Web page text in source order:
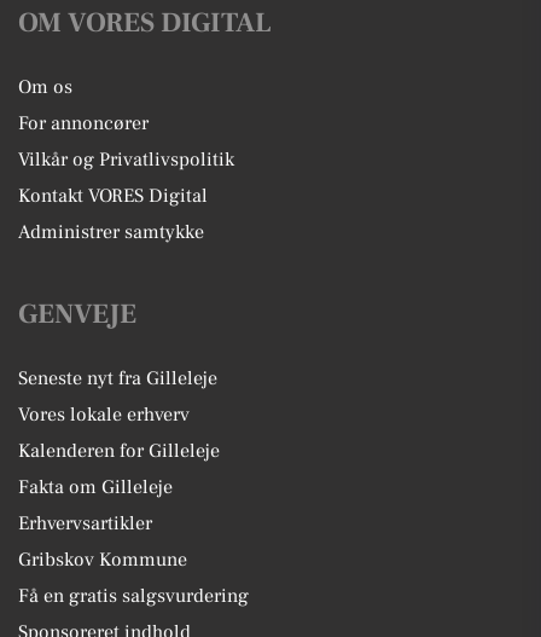
OM VORES DIGITAL
Om os
For annoncører
Vilkår og Privatlivspolitik
Kontakt VORES Digital
Administrer samtykke
GENVEJE
Seneste nyt fra Gilleleje
Vores lokale erhverv
Kalenderen for Gilleleje
Fakta om Gilleleje
Erhvervsartikler
Gribskov Kommune
Få en gratis salgsvurdering
Sponsoreret indhold